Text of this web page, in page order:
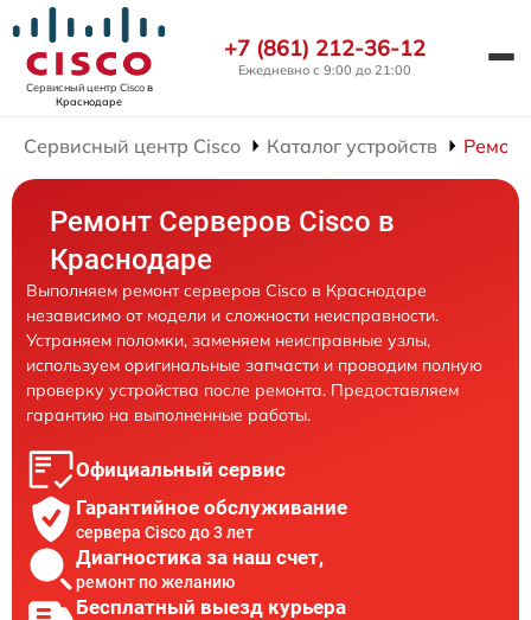
Сервисный центр Ciscoв
Краснодаре
+7 (861) 212-36-12
Ежедневно с 9:00 до 21:00
Сервисный центр Cisco Каталог устройств
Ремонт Серверов Cisco в
Краснодаре
Выполняем ремонт серверов Cisco в Краснодаре
независимо от модели и сложности неисправности.
Устраняем поломки, заменяем неисправные узлы,
используем оригинальные запчасти и проводим полную
проверку устройства после ремонта. Предоставляем
гарантию на выполненные работы.
Официальный сервис
Гарантийное обслуживание
сервера Cisco до 3 лет
Диагностика за наш счет,
ремонт по желанию
Бесплатный выезд курьера